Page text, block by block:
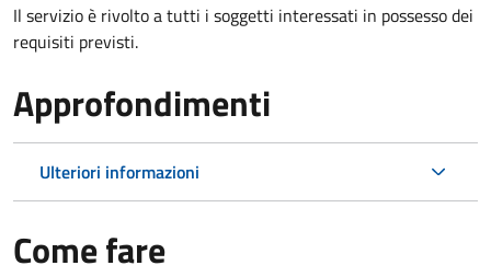
Il servizio è rivolto a tutti i soggetti interessati in possesso dei
requisiti previsti.
Approfondimenti
Ulteriori informazioni
Come fare